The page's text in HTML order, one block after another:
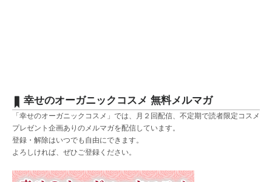
幸せのオーガニックコスメ 無料メルマガ
「幸せのオーガニックコスメ」では、月２回配信、不定期で読者限定コスメ
プレゼント企画ありのメルマガを配信しています。
登録・解除はいつでも自由にできます。
よろしければ、ぜひご登録ください。